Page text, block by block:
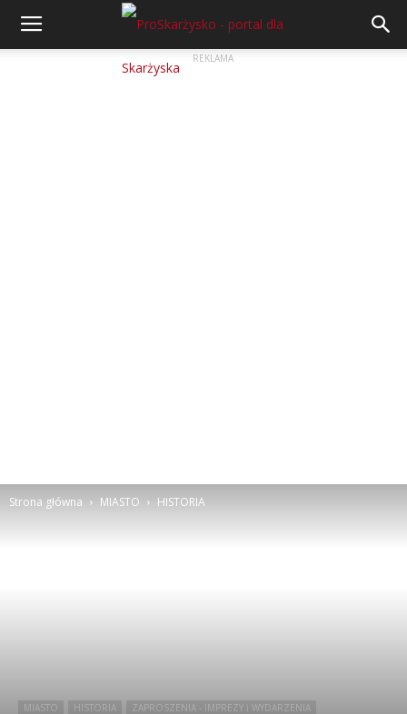
REKLAMA
Strona główna MIASTO HISTORIA
MIASTO HISTORIA ZAPROSZENIA - IMPREZY i WYDARZENIA